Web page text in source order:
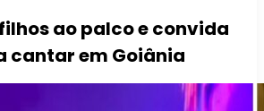
ao palco e convida
cantar em Goiânia